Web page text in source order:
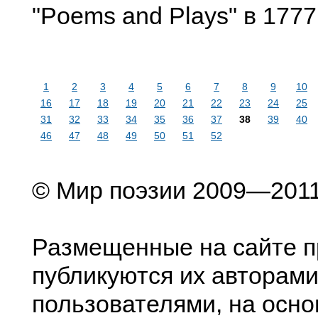
"Poems and Plays" в 1777
1 2 3 4 5 6 7 8 9
10
16
17 18 19 20 21 22 23 24
25
31
32 33 34 35 36 37 38 39
40
46
47 48 49 50 51 52
© Мир поэзии
Размещенные на сайте
публикуются их
пользователями, на